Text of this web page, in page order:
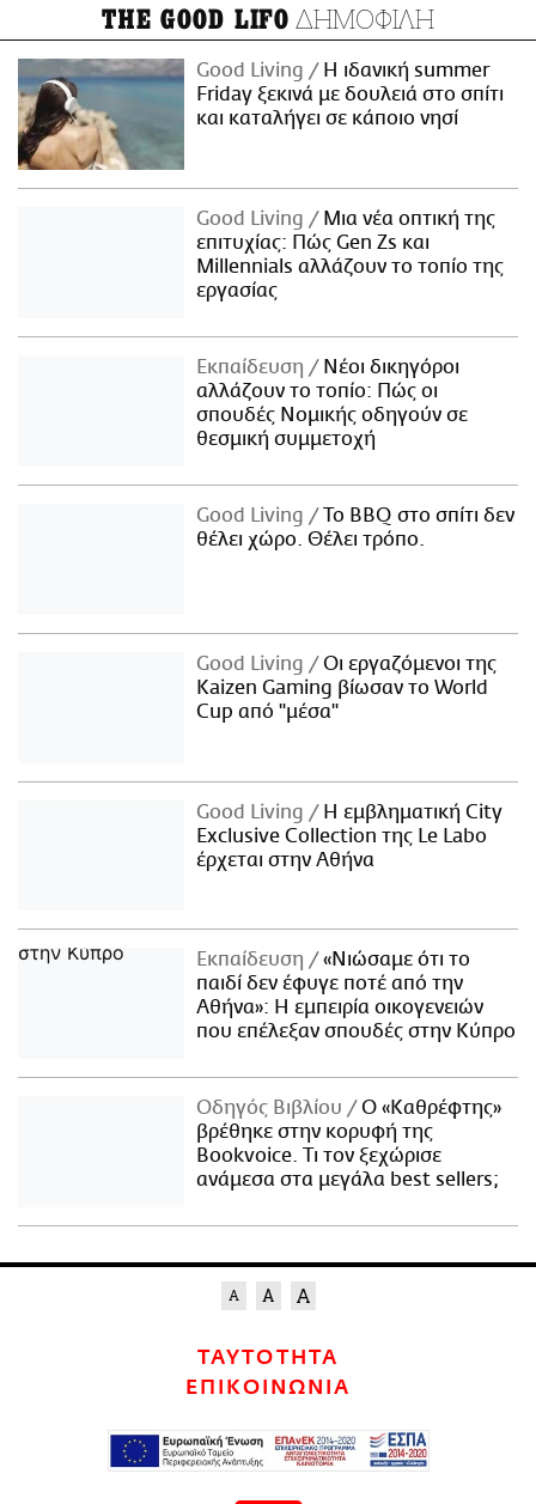
THE GOOD LIFO ΔΗΜΟΦΙΛΗ
Good Living
Η ιδανική summer
Friday ξεκινά με δουλειά στο σπίτι
και καταλήγει σε κάποιο νησί
Good Living
Μια νέα οπτική της
επιτυχίας: Πώς Gen Zs και
Millennials αλλάζουν το τοπίο της
εργασίας
Εκπαίδευση
Νέοι δικηγόροι
αλλάζουν το τοπίο: Πώς οι
σπουδές Νομικής οδηγούν σε
θεσμική συμμετοχή
Good Living
Το BBQ στο σπίτι δεν
θέλει χώρο. Θέλει τρόπο.
Good Living
Οι εργαζόμενοι της
Kaizen Gaming βίωσαν το World
Cup από "μέσα"
Good Living
Η εμβληματική City
Exclusive Collection της Le Labo
έρχεται στην Αθήνα
Εκπαίδευση
«Νιώσαμε ότι το
παιδί δεν έφυγε ποτέ από την
Αθήνα»: Η εμπειρία οικογενειών
που επέλεξαν σπουδές στην Κύπρο
Οδηγός Βιβλίου
Ο «Καθρέφτης»
βρέθηκε στην κορυφή της
Bookvoice. Τι τον ξεχώρισε
ανάμεσα στα μεγάλα best sellers;
ΤΑΥΤΟΤΗΤΑ
ΕΠΙΚΟΙΝΩΝΙΑ